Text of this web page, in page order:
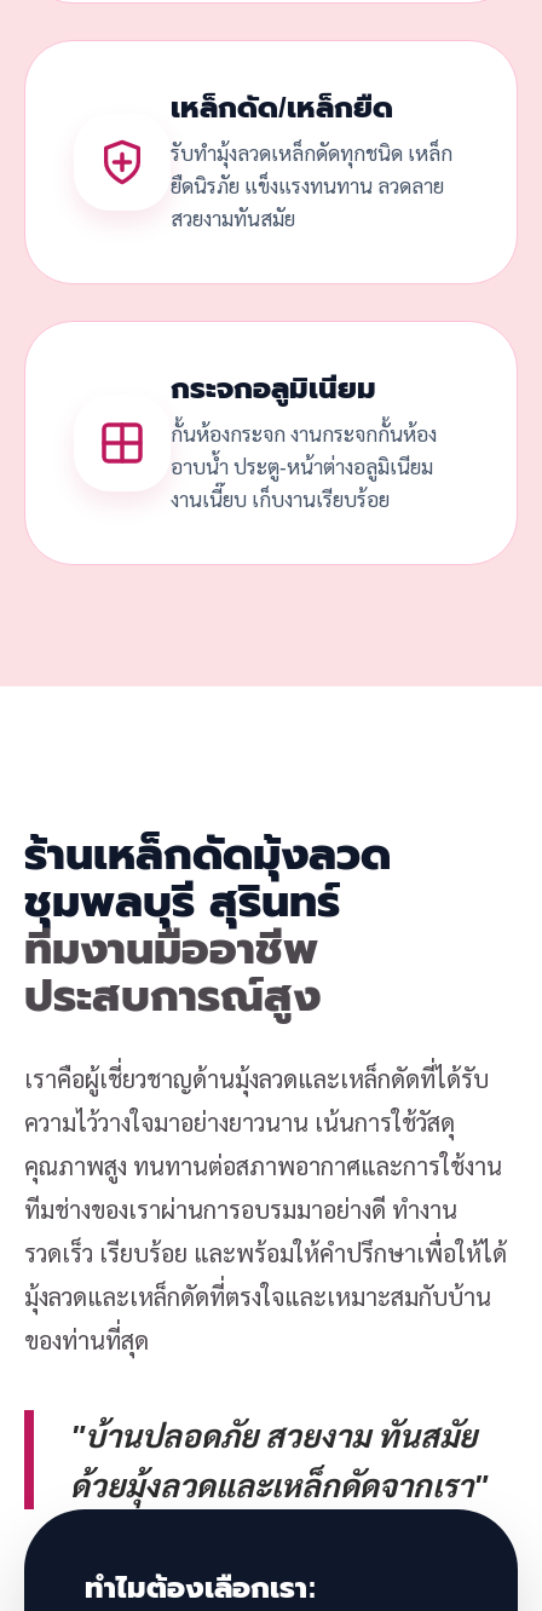
เหล็กดัด/เหล็กยืด
รับทำมุ้งลวดเหล็กดัดทุกชนิด เหล็ก
ยืดนิรภัย แข็งแรงทนทาน ลวดลาย
สวยงามทันสมัย
กระจกอลูมิเนียม
กั้นห้องกระจก งานกระจกกั้นห้อง
อาบน้ำ ประตู-หน้าต่างอลูมิเนียม
งานเนี๊ยบ เก็บงานเรียบร้อย
ร้านเหล็กดัดมุ้งลวด
ชุมพลบุรี สุรินทร์
ทีมงานมืออาชีพ
ประสบการณ์สูง
เราคือผู้เชี่ยวชาญด้านมุ้งลวดและเหล็กดัดที่ได้รับ
ความไว้วางใจมาอย่างยาวนาน เน้นการใช้วัสดุ
คุณภาพสูง ทนทานต่อสภาพอากาศและการใช้งาน
ทีมช่างของเราผ่านการอบรมมาอย่างดี ทำงาน
รวดเร็ว เรียบร้อย และพร้อมให้คำปรึกษาเพื่อให้ได้
มุ้งลวดและเหล็กดัดที่ตรงใจและเหมาะสมกับบ้าน
ของท่านที่สุด
"บ้านปลอดภัย สวยงาม ทันสมัย
ด้วยมุ้งลวดและเหล็กดัดจากเรา"
ทำไมต้องเลือกเรา: